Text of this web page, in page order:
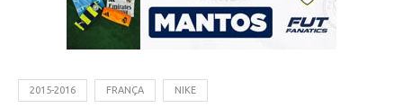
2015-2016 FRANÇA NIKE